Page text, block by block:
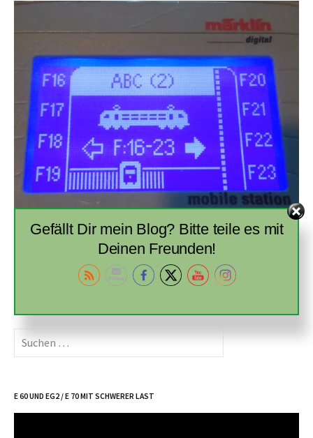
WEITERLESEN →
Suche
nach:
E 60 UND EG2 / E 70 MIT SCHWERER LAST
Gefällt Dir mein Blog? Bitte teile es mit
Deinen Freunden!